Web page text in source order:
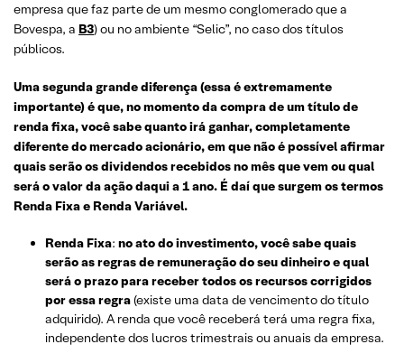
empresa que faz parte de um mesmo conglomerado que a
Bovespa, a B3) ou no ambiente “Selic”, no caso dos títulos
públicos.
Uma segunda grande diferença (essa é extremamente
importante) é que, no momento da compra de um título de
renda fixa, você sabe quanto irá ganhar, completamente
diferente do mercado acionário, em que não é possível afirmar
quais serão os dividendos recebidos no mês que vem ou qual
será o valor da ação daqui a 1 ano. É daí que surgem os termos
Renda Fixa e Renda Variável.
Renda Fixa: no ato do investimento, você sabe quais
serão as regras de remuneração do seu dinheiro e qual
será o prazo para receber todos os recursos corrigidos
por essa regra(existe uma data de vencimento do título
adquirido). A renda que você receberá terá uma regra fixa,
independente dos lucros trimestrais ou anuais da empresa.